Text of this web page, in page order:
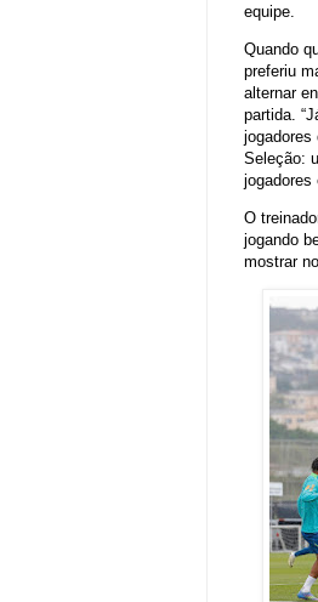
equipe.
Quando
preferiu
alternar
partida.
jogadores
Seleção:
jogadores
O
jogando
mostrar